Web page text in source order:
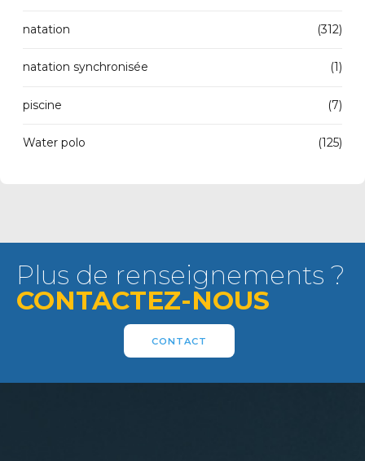
natation (312)
natation synchronisée (1)
piscine (7)
Water polo (125)
Plus de renseignements ?
CONTACTEZ-NOUS
CONTACT